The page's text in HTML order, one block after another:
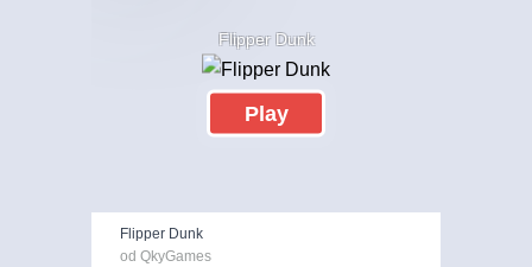
Flipper Dunk
Play
Flipper Dunk
od QkyGames